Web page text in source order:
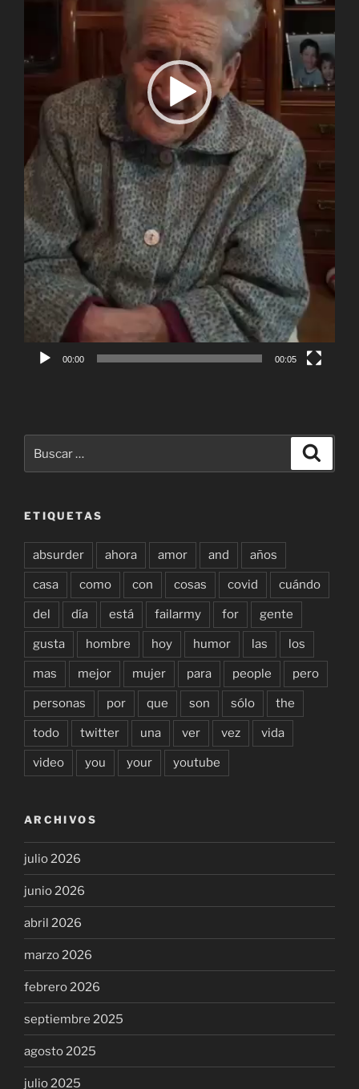
00:00 00:05
ETIQUETAS
absurder ahora amor and años
casa como con cosas covid cuándo
del día está failarmy for gente
gusta hombre hoy humor las los
mas mejor mujer para people pero
personas por que son sólo the
todo twitter una ver vez vida
video you your youtube
ARCHIVOS
julio 2026
junio 2026
abril 2026
marzo 2026
febrero 2026
septiembre 2025
agosto 2025
julio 2025